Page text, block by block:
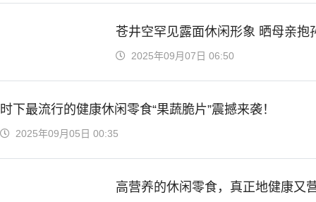
苍井空罕见露面休闲形象 晒母亲抱
2025年09月07日 06:50
时下最流行的健康休闲零食“果蔬脆片”震撼来袭！
2025年09月05日 00:35
高营养的休闲零食，真正地健康又